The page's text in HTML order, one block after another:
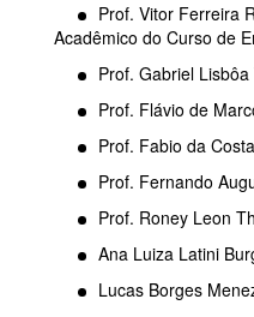
Prof. Vitor Ferreira
Acadêmico do Curso de
Prof. Gabriel
Prof. Flávio de
Prof. Fabio da
Prof. Fernando
Prof. Roney Leon
Ana Luiza Latini
Lucas Borges